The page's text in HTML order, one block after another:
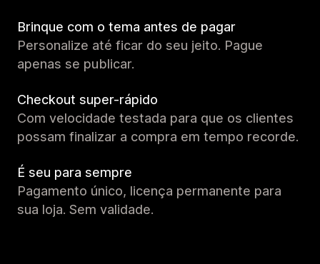
Brinque com o tema antes de pagar
Personalize até ficar do seu jeito. Pague
apenas se publicar.
Checkout super-rápido
Com velocidade testada para que os clientes
possam finalizar a compra em tempo recorde.
É seu para sempre
Pagamento único, licença permanente para
sua loja. Sem validade.